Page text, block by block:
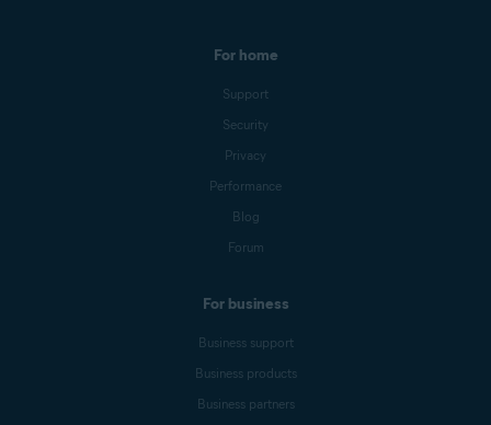
For home
Support
Security
Privacy
Performance
Blog
Forum
For business
Business support
Business products
Business partners